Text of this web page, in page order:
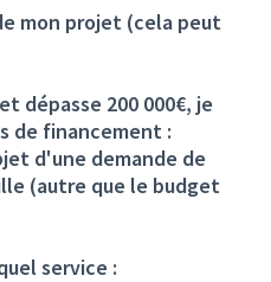
mon projet (cela peut
dépasse 200 000€, je
de financement :
d'une demande de
(autre que le budget
service :